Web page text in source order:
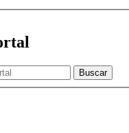
Buscar